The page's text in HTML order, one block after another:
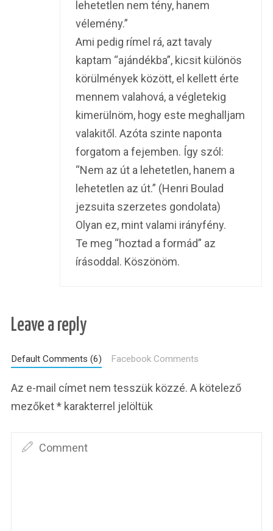
lehetetlen nem tény, hanem
vélemény.”
Ami pedig rímel rá, azt tavaly
kaptam “ajándékba”, kicsit különös
körülmények között, el kellett érte
mennem valahová, a végletekig
kimerülnöm, hogy este meghalljam
valakitől. Azóta szinte naponta
forgatom a fejemben. Így szól:
“Nem az út a lehetetlen, hanem a
lehetetlen az út.” (Henri Boulad
jezsuita szerzetes gondolata)
Olyan ez, mint valami irányfény.
Te meg “hoztad a formád” az
írásoddal. Köszönöm.
Leave a reply
Default Comments (6) Facebook Comments
Az e-mail címet nem tesszük közzé. A kötelező
mezőket* karakterrel jelöltük